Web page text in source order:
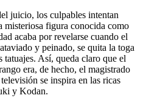
juicio, los culpables intentan
misteriosa figura conocida como
acaba por revelarse cuando el
y peinado, se quita la toga
tatuajes. Así, queda claro que el
era, de hecho, el magistrado
se inspira en las ricas
y Kodan.